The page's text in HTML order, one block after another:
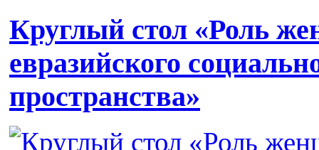
Круглый стол «Роль
евразийского
пространства»